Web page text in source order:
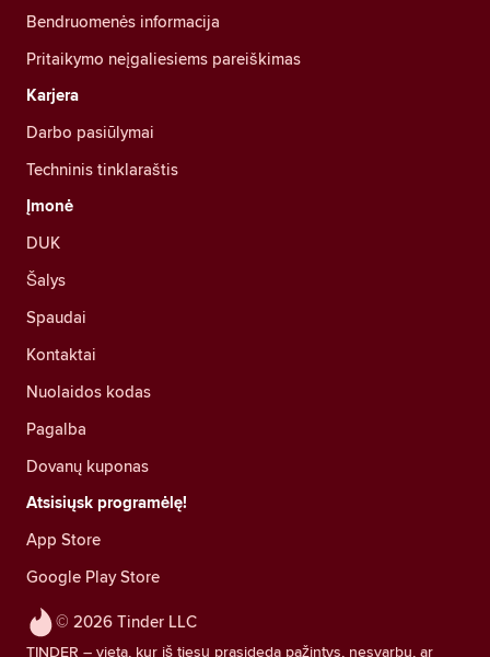
© 2026 Tinder LLC
TINDER – vieta, kur iš tiesų prasideda pažintys, nesvarbu, ar
Bendruomenės informacija
Pritaikymo neįgaliesiems pareiškimas
Karjera
Darbo pasiūlymai
Techninis tinklaraštis
Įmonė
DUK
Šalys
Spaudai
Kontaktai
Nuolaidos kodas
Pagalba
Dovanų kuponas
Atsisiųsk programėlę!
App Store
Google Play Store